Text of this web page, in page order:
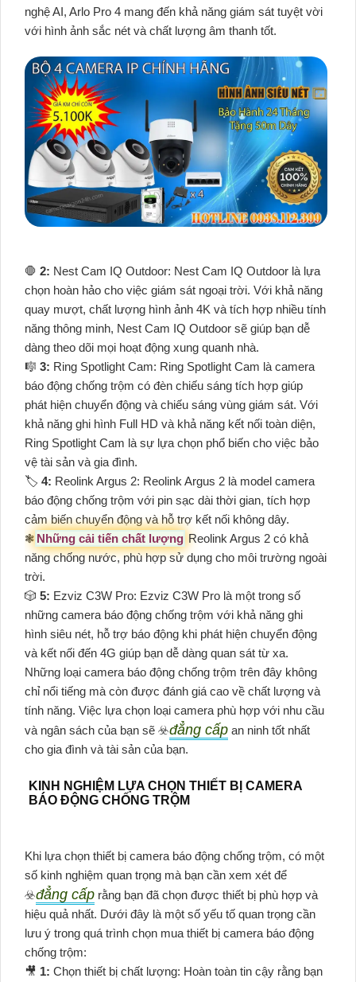
nghệ AI, Arlo Pro 4 mang đến khả năng giám sát tuyệt vời
với hình ảnh sắc nét và chất lượng âm thanh tốt.
🛑 2: Nest Cam IQ Outdoor: Nest Cam IQ Outdoor là lựa
chọn hoàn hảo cho việc giám sát ngoại trời. Với khả năng
quay mượt, chất lượng hình ảnh 4K và tích hợp nhiều tính
năng thông minh, Nest Cam IQ Outdoor sẽ giúp bạn dễ
dàng theo dõi mọi hoạt động xung quanh nhà.
🎼️ 3: Ring Spotlight Cam: Ring Spotlight Cam là camera
báo động chống trộm có đèn chiếu sáng tích hợp giúp
phát hiện chuyển động và chiếu sáng vùng giám sát. Với
khả năng ghi hình Full HD và khả năng kết nối toàn diện,
Ring Spotlight Cam là sự lựa chọn phổ biến cho việc bảo
vệ tài sản và gia đình.
🏷 4: Reolink Argus 2: Reolink Argus 2 là model camera
báo động chống trộm với pin sạc dài thời gian, tích hợp
cảm biến chuyển động và hỗ trợ kết nối không dây.
❃ Những cải tiến chất lượng Reolink Argus 2 có khả
năng chống nước, phù hợp sử dụng cho môi trường ngoài
trời.
🎲 5: Ezviz C3W Pro: Ezviz C3W Pro là một trong số
những camera báo động chống trộm với khả năng ghi
hình siêu nét, hỗ trợ báo động khi phát hiện chuyển động
và kết nối đến 4G giúp bạn dễ dàng quan sát từ xa.
Những loại camera báo động chống trộm trên đây không
chỉ nổi tiếng mà còn được đánh giá cao về chất lượng và
tính năng. Việc lựa chọn loại camera phù hợp với nhu cầu
và ngân sách của bạn sẽ ☣️đẳng cấp an ninh tốt nhất
cho gia đình và tài sản của bạn.
KINH NGHIỆM LỰA CHỌN THIẾT BỊ CAMERA
BÁO ĐỘNG CHỐNG TRỘM
Khi lựa chọn thiết bị camera báo động chống trộm, có một
số kinh nghiệm quan trọng mà bạn cần xem xét để
☣️đẳng cấp rằng bạn đã chọn được thiết bị phù hợp và
hiệu quả nhất. Dưới đây là một số yếu tố quan trọng cần
lưu ý trong quá trình chọn mua thiết bị camera báo động
chống trộm:
🎥 1: Chọn thiết bị chất lượng: Hoàn toàn tin cậy rằng bạn